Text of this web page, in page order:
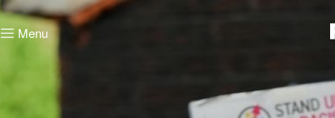
Menu